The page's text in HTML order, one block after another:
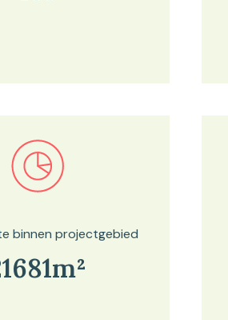
onze kaartviewer
binnen projectgebied